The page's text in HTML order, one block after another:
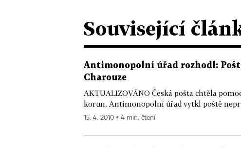
Související
Antimonopolní úřad rozhodl:
Charouze
AKTUALIZOVÁNO Česká pošta chtěla
korun. Antimonopolní úřad vytkl poště
15. 4. 2010 ▪ 4 min. čtení